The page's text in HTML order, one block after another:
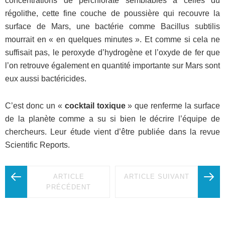
régolithe, cette fine couche de poussière qui recouvre la
surface de Mars, une bactérie comme Bacillus subtilis
mourrait en « en quelques minutes ». Et comme si cela ne
suffisait pas, le peroxyde d’hydrogène et l’oxyde de fer que
l’on retrouve également en quantité importante sur Mars sont
eux aussi bactéricides.
C’est donc un « cocktail toxique» que renferme la surface
de la planète comme a su si bien le décrire l’équipe de
chercheurs. Leur étude vient d’être publiée dans la revue
Scientific Reports.
ARTICLE
PRÉCÉDENT
ARTICLE SUIVANT